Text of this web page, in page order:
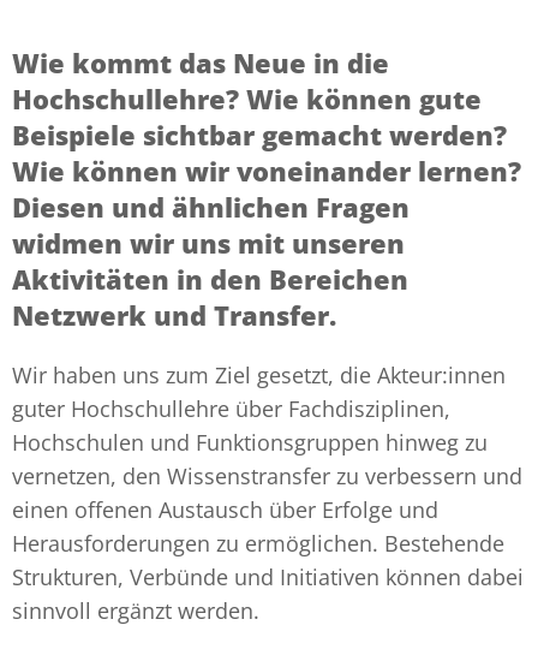
Wie kommt das Neue in die
Hochschullehre? Wie können gute
Beispiele sichtbar gemacht werden?
Wie können wir voneinander lernen?
Diesen und ähnlichen Fragen
widmen wir uns mit unseren
Aktivitäten in den Bereichen
Netzwerk und Transfer.
Wir haben uns zum Ziel gesetzt, die Akteur:innen
guter Hochschullehre über Fachdisziplinen,
Hochschulen und Funktionsgruppen hinweg zu
vernetzen, den Wissenstransfer zu verbessern und
einen offenen Austausch über Erfolge und
Herausforderungen zu ermöglichen. Bestehende
Strukturen, Verbünde und Initiativen können dabei
sinnvoll ergänzt werden.